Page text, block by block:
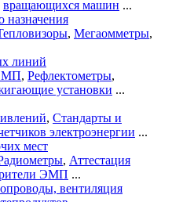
вращающихся машин ...
назначения
, Мегаомметры,
линий
, Рефлектометры,
установки ...
, Стандарты и
электроэнергии ...
мест
, Аттестация
ЭМП ...
вентиляция